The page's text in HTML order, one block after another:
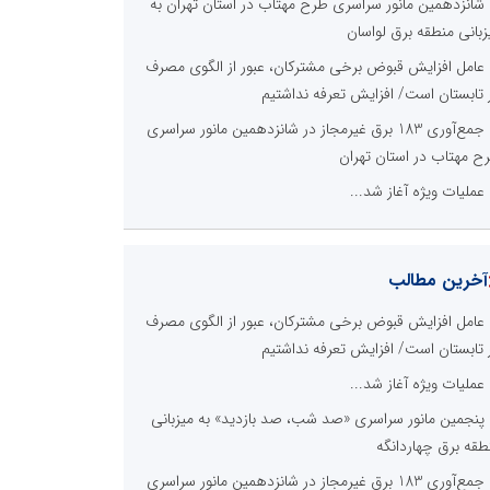
منطقه برق لواسان
عامل افزایش قبوض برخی مشترکان، عبور از الگوی مصرف
تابستان است/ افزایش تعرفه نداشتیم
جمع‌آوری 183 برق غیرمجاز در شانزدهمین مانور سراسری
مهتاب در استان تهران
عملیات ویژه آغاز شد...
آخرین مطالب
عامل افزایش قبوض برخی مشترکان، عبور از الگوی مصرف
تابستان است/ افزایش تعرفه نداشتیم
عملیات ویژه آغاز شد...
پنجمین مانور سراسری «صد شب، صد بازدید» به میزبانی
برق چهاردانگه
جمع‌آوری 183 برق غیرمجاز در شانزدهمین مانور سراسری